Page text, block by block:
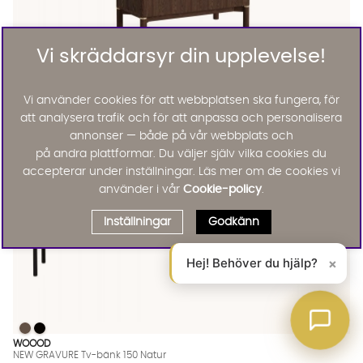
Arona
Lägg till
15%
NEW GRAVURE Tv-bänk 150 Natur Finns även i dessa färger:
NEW GRAVURE Tv-bänk 150 Natur
NEW GRAVURE Tv-bänk 150 Natur
WOOOD
NEW GRAVURE Tv-bänk 150 Natur
Vi skräddarsyr din upplevelse!
Vi använder cookies för att webbplatsen ska fungera, för
att analysera trafik och för att anpassa och personalisera
annonser — både på vår webbplats och
på andra plattformar. Du väljer själv vilka cookies du
accepterar under inställningar. Läs mer om de cookies vi
använder i vår Cookie-policy.
Inställningar Godkänn
Hej! Behöver du hjälp? ×